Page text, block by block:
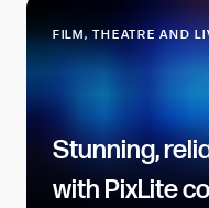
FILM, THEATRE AND LIVE EVENTS​​​​‌
Stunning,
with PixLite controllers​​​​‌